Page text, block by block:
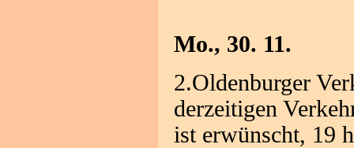
Mo., 30. 11.
2.Oldenburger
derzeitigen
ist erwünscht, 19